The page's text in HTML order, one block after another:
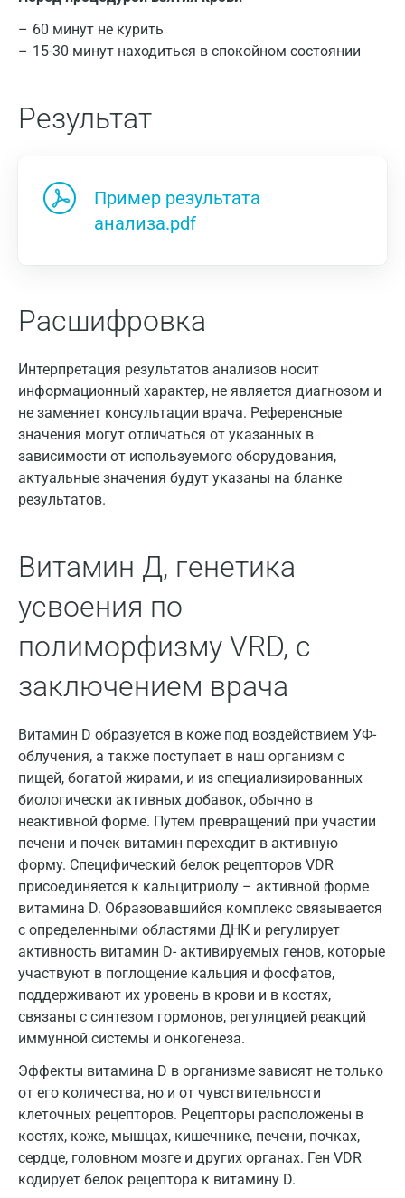
60 минут не курить
15-30 минут находиться в спокойном состоянии
Результат
Пример результата
анализа.pdf
Расшифровка
Интерпретация результатов анализов носит
информационный характер, не является диагнозом и
не заменяет консультации врача. Референсные
значения могут отличаться от указанных в
зависимости от используемого оборудования,
актуальные значения будут указаны на бланке
результатов.
Витамин Д, генетика
усвоения по
полиморфизму VRD, с
заключением врача
Витамин D образуется в коже под воздействием УФ-
облучения, а также поступает в наш организм с
пищей, богатой жирами, и из специализированных
биологически активных добавок, обычно в
неактивной форме. Путем превращений при участии
печени и почек витамин переходит в активную
форму. Специфический белок рецепторов VDR
присоединяется к кальцитриолу – активной форме
витамина D. Образовавшийся комплекс связывается
с определенными областями ДНК и регулирует
активность витамин D- активируемых генов, которые
участвуют в поглощение кальция и фосфатов,
поддерживают их уровень в крови и в костях,
связаны с синтезом гормонов, регуляцией реакций
иммунной системы и онкогенеза.
Эффекты витамина D в организме зависят не только
от его количества, но и от чувствительности
клеточных рецепторов. Рецепторы расположены в
костях, коже, мышцах, кишечнике, печени, почках,
сердце, головном мозге и других органах. Ген VDR
кодирует белок рецептора к витамину D.
Санкт-Петербург
Нижний Новгород
Казань
Альметьевск
Апрелевка
Брянск
Великий Новгород
Видное
Владимир
Волгоград
Волжский
Вологда
Воронеж
Всеволожск
Гатчина
Геленджик
Голубое
Дзержинский
Дмитров
Долгопрудный